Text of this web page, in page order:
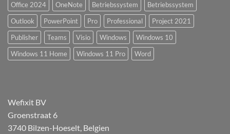
Office 2024
OneNote Betriebssystem
Betriebssystem
Outlook
PowerPoint Pro Professional
Project 2021
Publisher
Teams Visio Windows
Windows 10
Windows 11 Home
Windows 11 Pro Word
Wefixit BV
Groenstraat 6
3740 Bilzen-Hoeselt, Belgien